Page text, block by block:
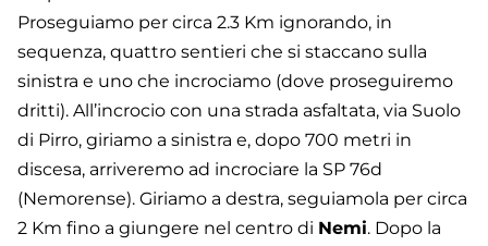
Proseguiamo per circa 2.3 Km ignorando, in
sequenza, quattro sentieri che si staccano sulla
sinistra e uno che incrociamo (dove proseguiremo
dritti). All’incrocio con una strada asfaltata, via Suolo
di Pirro, giriamo a sinistra e, dopo 700 metri in
discesa, arriveremo ad incrociare la SP 76d
(Nemorense). Giriamo a destra, seguiamola per circa
2 Km fino a giungere nel centro di Nemi. Dopo la